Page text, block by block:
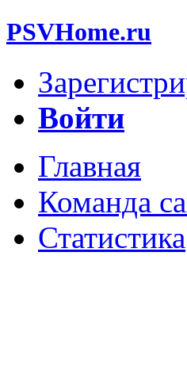
PSVHome.ru
Войти
Главная
Команда
Статистика